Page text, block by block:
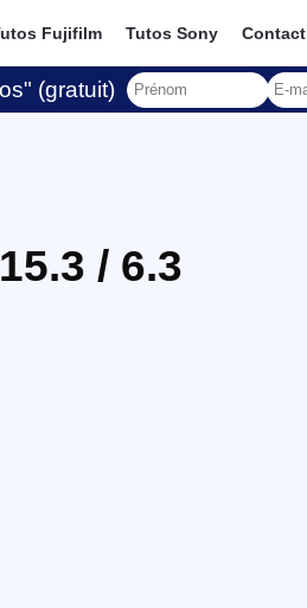
Fujifilm Tutos Sony Contact
(gratuit)
/ 6.3